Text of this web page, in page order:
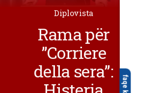
Diplovista
Rama për
”Corriere
della sera”: